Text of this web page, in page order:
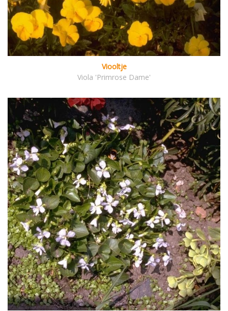
Viooltje
Viola 'Primrose Dame'